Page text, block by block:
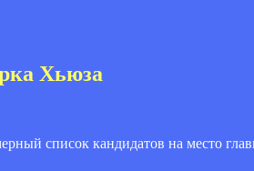
Хьюза
список кандидатов на место